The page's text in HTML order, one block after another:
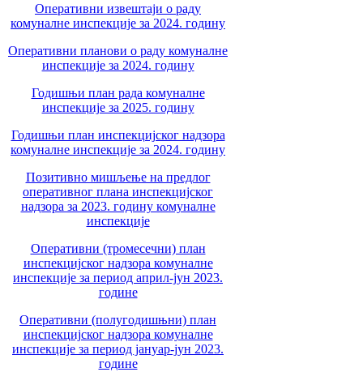
Оперативни извештаји о раду
комуналне инспекције за 2024. годину
Оперативни планови о раду комуналне
инспекције за 2024. годину
Годишњи план рада комуналне
инспекције за 2025. годину
Годишњи план инспекцијског надзора
комуналне инспекције за 2024. годину
Позитивно мишљење на предлог
оперативног плана инспекцијског
надзора за 2023. годину комуналне
инспекције
Оперативни (тромесечни) план
инспекцијског надзора комуналне
инспекције за период април-јун 2023.
године
Оперативни (полугодишњни) план
инспекцијског надзора комуналне
инспекције за период јануар-јун 2023.
године